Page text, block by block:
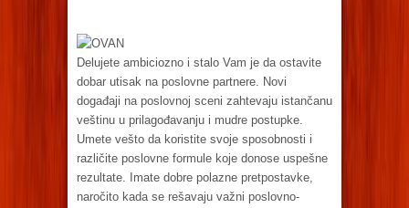
OVAN
Delujete ambiciozno i stalo Vam je da ostavite
dobar utisak na poslovne partnere. Novi
događaji na poslovnoj sceni zahtevaju istančanu
veštinu u prilagođavanju i mudre postupke.
Umete vešto da koristite svoje sposobnosti i
različite poslovne formule koje donose uspešne
rezultate. Imate dobre polazne pretpostavke,
naročito kada se rešavaju važni poslovno-